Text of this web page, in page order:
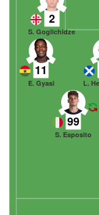
2
S. Goglichidze
L.
11
E. Gyasi
99
S. Esposito